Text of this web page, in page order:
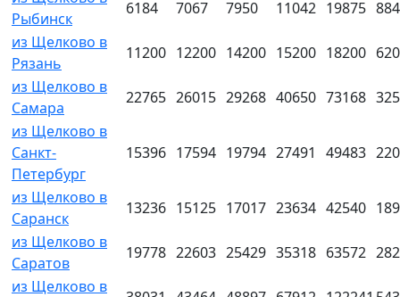
Рыбинск
6184 7067 7950 11042 19875 884
из Щелково в
Рязань
11200 12200 14200 15200 18200
из Щелково в
Самара
22765 26015 29268 40650 73168
из Щелково в
Санкт-
Петербург
15396 17594 19794 27491 49483
из Щелково в
Саранск
13236 15125 17017 23634 42540
из Щелково в
Саратов
19778 22603 25429 35318 63572
из Щелково в